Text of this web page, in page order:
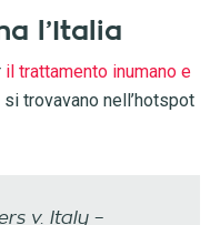
l’Italia
il trattamento inumano e
trovavano nell’hotspot
v. Italy –